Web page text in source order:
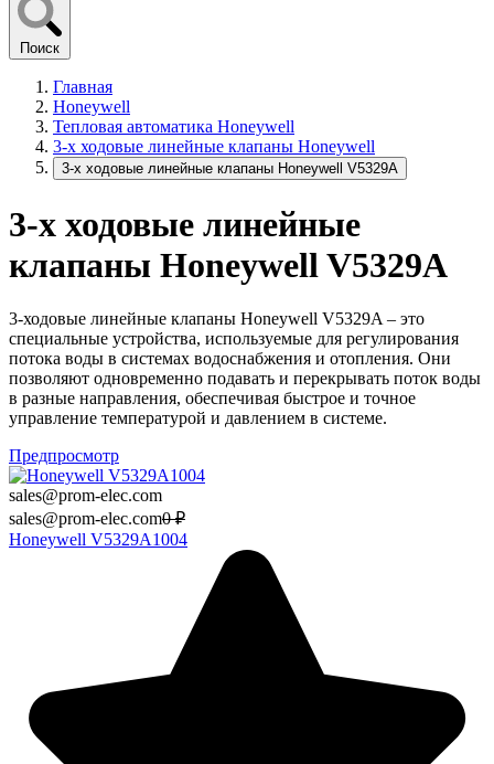
Поиск
Главная
Honeywell
Тепловая автоматика Honeywell
3-х ходовые линейные клапаны Honeywell
3-х ходовые линейные клапаны Honeywell V5329A
3-х ходовые линейные
клапаны Honeywell V5329A
3-ходовые линейные клапаны Honeywell V5329A – это
специальные устройства, используемые для регулирования
потока воды в системах водоснабжения и отопления. Они
позволяют одновременно подавать и перекрывать поток воды
в разные направления, обеспечивая быстрое и точное
управление температурой и давлением в системе.
Предпросмотр
sales@prom-elec.com
sales@prom-elec.com0 ₽
Honeywell V5329A1004